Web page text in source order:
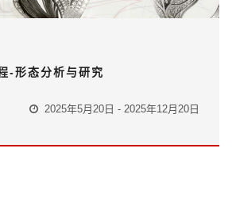
-形态分析与研究
2025年5月20日 - 2025年12月20日